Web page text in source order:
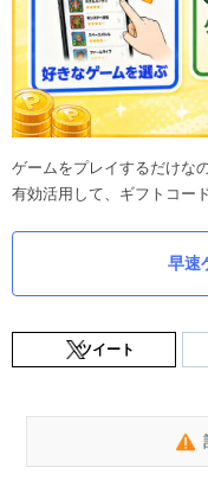
ゲームをプレイするだけな
有効活用して、ギフトコー
早速
ツイート